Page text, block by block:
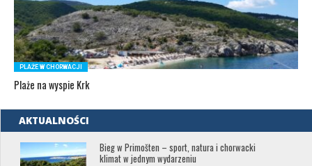
PLAŻE W CHORWACJI
Plaże na wyspie Krk
AKTUALNOŚCI
Bieg w Primošten – sport, natura i chorwacki
klimat w jednym wydarzeniu